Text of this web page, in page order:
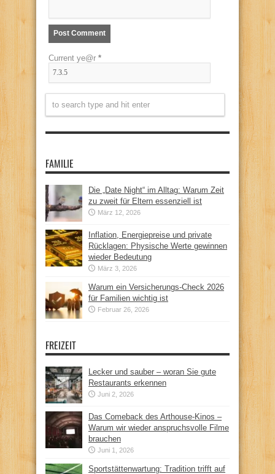
Current ye@r *
FAMILIE
Die „Date Night“ im Alltag: Warum Zeit
zu zweit für Eltern essenziell ist
März 12, 2026
Inflation, Energiepreise und private
Rücklagen: Physische Werte gewinnen
wieder Bedeutung
März 3, 2026
Warum ein Versicherungs-Check 2026
für Familien wichtig ist
Februar 26, 2026
FREIZEIT
Lecker und sauber – woran Sie gute
Restaurants erkennen
Juni 2, 2026
Das Comeback des Arthouse-Kinos –
Warum wir wieder anspruchsvolle Filme
brauchen
Juni 1, 2026
Sportstättenwartung: Tradition trifft auf